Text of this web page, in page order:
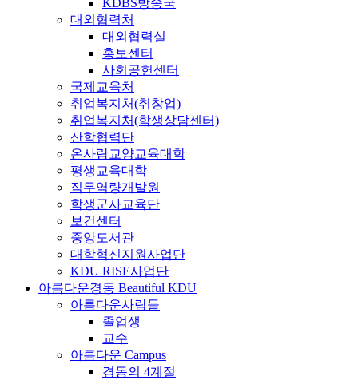
KDBS방송국
대외협력처
대외협력실
홍보센터
사회공헌센터
국제교육처
취업복지처(취창업)
취업복지처(학생상담센터)
산학협력단
온사람교양교육대학
평생교육대학
직무역량개발원
학생군사교육단
보건센터
중앙도서관
대학혁신지원사업단
KDU RISE사업단
아름다운경동 Beautiful KDU
아름다운사람들
졸업생
교수
아름다운 Campus
경동의 4계절